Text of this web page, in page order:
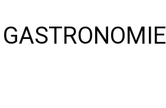
GASTRONOMIE